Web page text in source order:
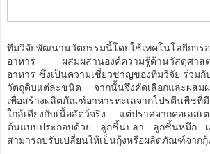
ทีมวิจัยพัฒนานวัตกรรมนี้โดยใช้เทคโนโลยีการ
อาหาร ผสมผสานองค์ความรู้ด้านวัสดุศาสต
อาหาร ซึ่งเป็นความเชี่ยวชาญของทีมวิจัย ร่วมกั
วัตถุดิบแต่ละชนิด จากนั้นจึงคัดเลือกและผสม
เพื่อสร้างผลิตภัณฑ์อาหารทะเลจากโปรตีนพืชที่
ใกล้เคียงกับเนื้อสัตว์จริง แต่ปราศจากคอเล
ต้นแบบประกอบด้วย ลูกชิ้นปลา ลูกชิ้นหมึก
สามารถปรับเปลี่ยนให้เป็นกุ้งหรือผลิตภัณฑ์จาก